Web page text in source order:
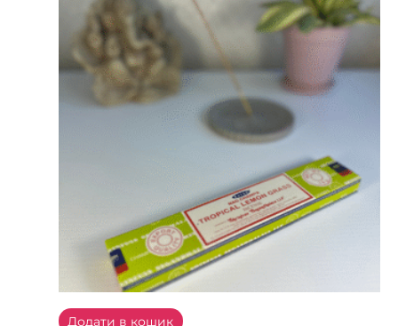
Додати в кошик